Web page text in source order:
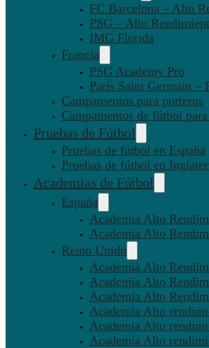
FC Barcelona – Alto
PSG – Alto
IMG Florida
Francia
PSG Academy Pro
París Saint Germain –
Campamentos para porteros
Campamentos de fútbol
Pruebas de Fútbol
Pruebas de fútbol en España
Pruebas de fútbol en
Academias de Fútbol
España
Academia Alto
Academia Alto
Reino Unido
Academia Alto
Academia Alto
Academia Alto
Academia Alto
Academia Alto
Academia Alto